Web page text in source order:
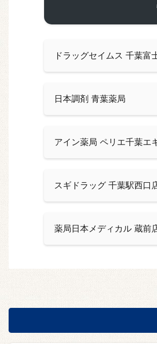
ドラッグセイムス 千葉富
日本調剤 青葉薬局
アイン薬局 ペリエ千葉エ
スギドラッグ 千葉駅西口
薬局日本メディカル 蔵前